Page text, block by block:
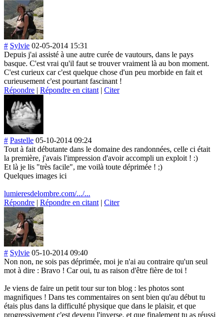
# Sylvie 02-05-2014 15:31
Depuis j'ai assisté à une autre curée de vautours, dans le pays
basque. C'est vrai qu'il faut se trouver vraiment là au bon moment.
C'est curieux car c'est quelque chose d'un peu morbide en fait et
curieusement c'est pourtant fascinant !
Répondre | Répondre en citant | Citer
# Pastelle 05-10-2014 09:24
Tout à fait débutante dans le domaine des randonnées, celle ci était
la première, j'avais l'impression d'avoir accompli un exploit ! :)
Et là je lis "très facile", me voilà toute déprimée ! ;)
Quelques images ici
lumieresdelombre.com/.../...
Répondre | Répondre en citant | Citer
# Sylvie 05-10-2014 09:40
Non non, ne sois pas déprimée, moi je n'ai au contraire qu'un seul
mot à dire : Bravo ! Car oui, tu as raison d'être fière de toi !
Je viens de faire un petit tour sur ton blog : les photos sont
magnifiques ! Dans tes commentaires on sent bien qu'au début tu
étais plus dans la difficulté physique que dans le plaisir, et que
progressivement c'est devenu l'inverse, et que finalement tu as réussi